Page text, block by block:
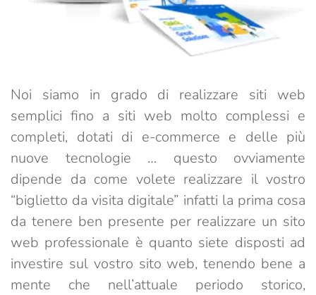
Noi siamo in grado di realizzare siti web
semplici fino a siti web molto complessi e
completi, dotati di e-commerce e delle più
nuove tecnologie … questo ovviamente
dipende da come volete realizzare il vostro
“biglietto da visita digitale” infatti la prima cosa
da tenere ben presente per realizzare un sito
web professionale è quanto siete disposti ad
investire sul vostro sito web, tenendo bene a
mente che nell’attuale periodo storico,